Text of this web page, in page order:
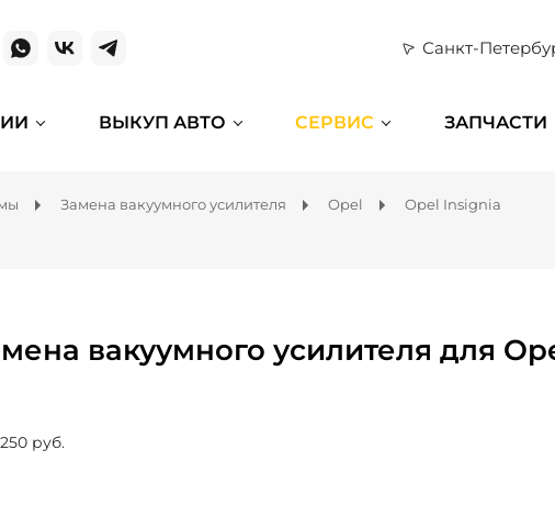
Санкт-
ВЫКУП АВТО СЕРВИС ЗАПЧАСТИ
Замена вакуумного усилителя Opel Opel Insignia
вакуумного усилителя для
руб.